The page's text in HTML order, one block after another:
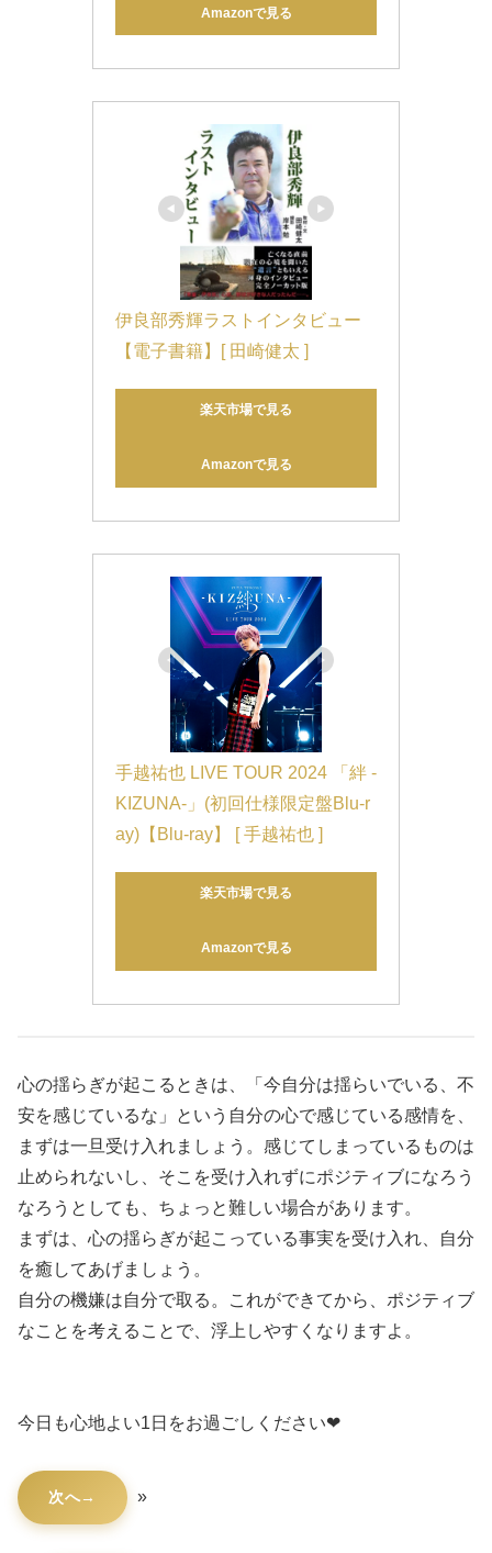
Amazonで見る
伊良部秀輝ラストインタビュー
【電子書籍】[ 田崎健太 ]
楽天市場で見る
Amazonで見る
手越祐也 LIVE TOUR 2024 「絆 -
KIZUNA-」(初回仕様限定盤Blu-r
ay)【Blu-ray】 [ 手越祐也 ]
楽天市場で見る
Amazonで見る
心の揺らぎが起こるときは、「今自分は揺らいでいる、不
安を感じているな」という自分の心で感じている感情を、
まずは一旦受け入れましょう。感じてしまっているものは
止められないし、そこを受け入れずにポジティブになろう
なろうとしても、ちょっと難しい場合があります。
まずは、心の揺らぎが起こっている事実を受け入れ、自分
を癒してあげましょう。
自分の機嫌は自分で取る。これができてから、ポジティブ
なことを考えることで、浮上しやすくなりますよ。
今日も心地よい1日をお過ごしください❤
次へ »